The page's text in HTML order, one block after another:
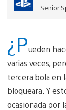
Senior
¿Pueden
varias veces,
tercera bola en
bloqueara. Y
ocasionada por